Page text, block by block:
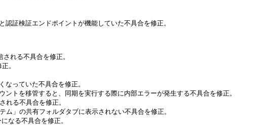
検証エンドポイントが機能していた不具合を修正。
れる不具合を修正。
。
っていた不具合を修正。
を移管すると、同期を実行する際に内部エラーが発生する不具合を修正。
る不具合を修正。
の共有フォルダタブに表示されない不具合を修正。
る不具合を修正。